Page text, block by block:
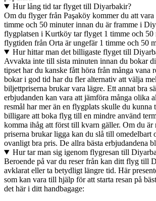
Hur lång tid tar flyget till Diyarbakir?
Om du flyger från Paşaköy kommer du att
timme och 50 minuter innan du är framme i
flygplatsen i Kurtköy tar flyget 1 timme och 50
flygtiden från Orta är ungefär 1 timme och 50
Hur hittar man det billigaste flyget till
Avvakta inte till sista minuten innan du bokar
tipset har du kanske fått höra från många vana
bokar i god tid har du fler alternativ att välja
biljettpriserna brukar vara lägre. Ett annat bra
erbjudanden kan vara att jämföra många olika
resmål har mer än en flygplats skulle du kunna
billigare att boka flyg till en mindre använd
komma ihåg att först till kvarn gäller. Om du är
priserna brukar ligga kan du slå till omedelbart
ovanligt bra pris. De allra bästa erbjudandena
Hur tar man sig igenom flygresan till
Beroende på var du reser från kan ditt flyg till
avklarat eller ta betydligt längre tid. Här
som kan vara till hjälp för att starta resan på
det här i ditt handbagage: